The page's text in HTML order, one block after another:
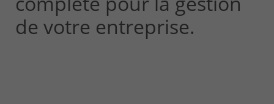
de votre entreprise.